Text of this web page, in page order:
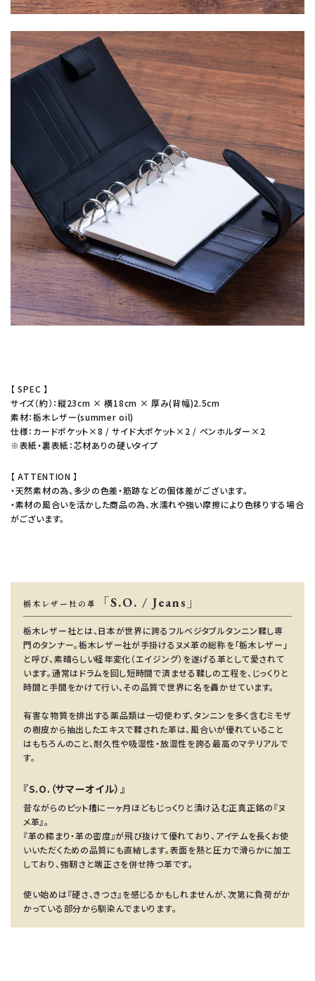
【 SPEC 】
サイズ（約）：縦23cm × 横18cm × 厚み(背幅)2.5cm
素材：栃木レザー(summer oil)
仕様：カードポケット×8 / サイド大ポケット×2 / ペンホルダー×2
※表紙・裏表紙：芯材ありの硬いタイプ
【 ATTENTION 】
・天然素材の為、多少の色差・筋跡などの個体差がございます。
・素材の風合いを活かした商品の為、水濡れや強い摩擦により色移りする場合
がございます。
栃木レザー社の革 「S.O. / Jeans」
栃木レザー社とは、日本が世界に誇るフルベジタブルタンニン鞣し専
門のタンナー。栃木レザー社が手掛けるヌメ革の総称を「栃木レザー」
と呼び、素晴らしい経年変化（エイジング）を遂げる革として愛されて
います。通常はドラムを回し短時間で済ませる鞣しの工程を、じっくりと
時間と手間をかけて行い、その品質で世界に名を轟かせています。
有害な物質を排出する薬品類は一切使わず、タンニンを多く含むミモザ
の樹皮から抽出したエキスで鞣された革は、風合いが優れていること
はもちろんのこと、耐久性や吸湿性・放湿性を誇る最高のマテリアルで
す。
『S.O.（サマーオイル）』
昔ながらのピット槽に一ヶ月ほどもじっくりと漬け込む正真正銘の『ヌ
メ革』。
『革の締まり・革の密度』が飛び抜けて優れており、アイテムを長くお使
いいただくための品質にも直結します。表面を熱と圧力で滑らかに加工
しており、強靭さと端正さを併せ持つ革です。
使い始めは『硬さ、きつさ』を感じるかもしれませんが、次第に負荷がか
かっている部分から馴染んでまいります。